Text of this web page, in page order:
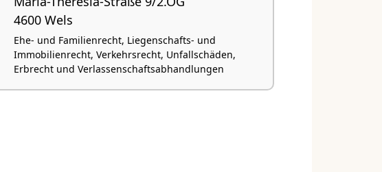
4600 Wels
Ehe- und Familienrecht, Liegenschafts- und
Immobilienrecht, Verkehrsrecht, Unfallschäden,
Erbrecht und Verlassenschaftsabhandlungen